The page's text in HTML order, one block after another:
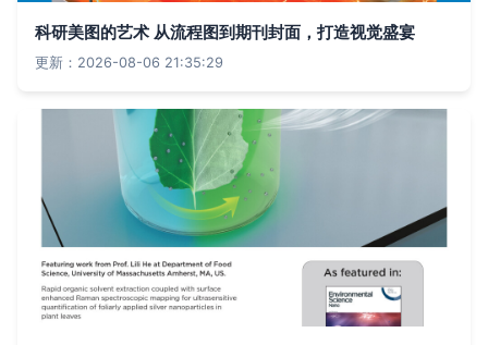
科研美图的艺术 从流程图到期刊封面，打造视觉盛宴
更新：2026-08-06 21:35:29